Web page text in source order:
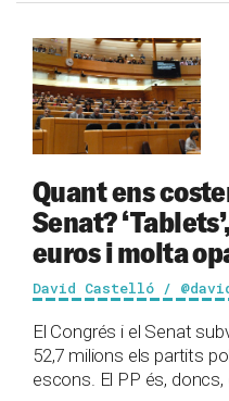
Quant ens
Senat?
euros i molta
David Castelló /
El Congrés i el Senat
52,7 milions els partits
escons. El PP és,